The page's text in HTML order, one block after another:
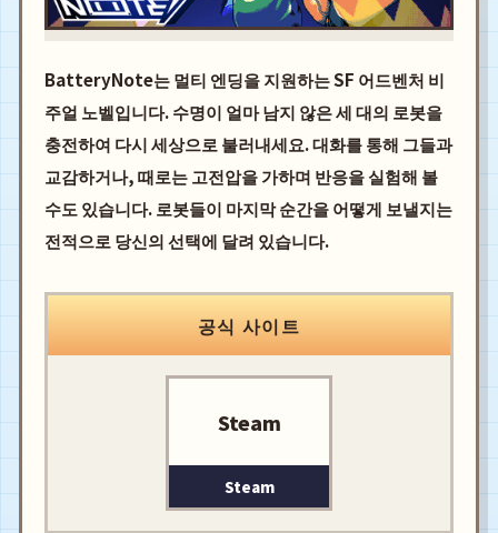
BatteryNote는 멀티 엔딩을 지원하는 SF 어드벤처 비
주얼 노벨입니다. 수명이 얼마 남지 않은 세 대의 로봇을
충전하여 다시 세상으로 불러내세요. 대화를 통해 그들과
교감하거나, 때로는 고전압을 가하며 반응을 실험해 볼
수도 있습니다. 로봇들이 마지막 순간을 어떻게 보낼지는
전적으로 당신의 선택에 달려 있습니다.
공식 사이트
Steam
Steam